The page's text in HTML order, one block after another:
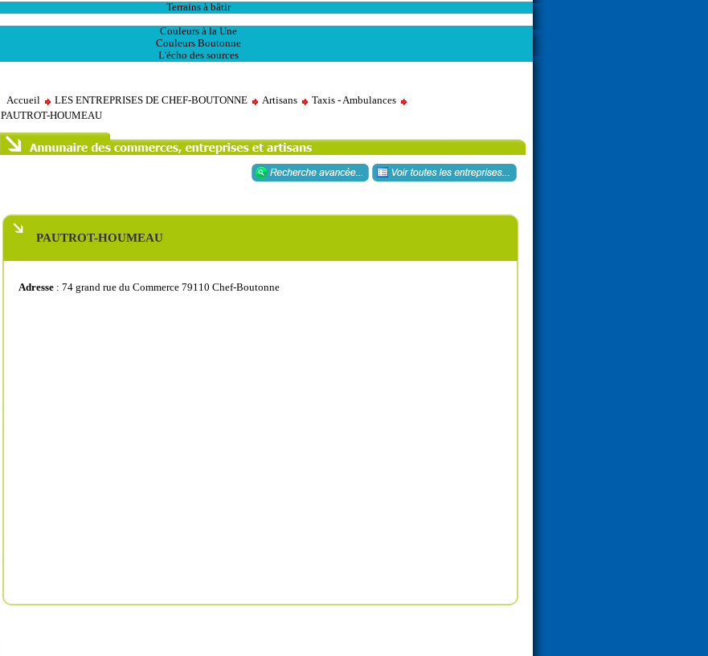
Terrains à bâtir
Couleurs à la Une
Couleurs Boutonne
L'écho des sources
Accueil LES ENTREPRISES DE CHEF-BOUTONNE Artisans
Taxis - Ambulances
PAUTROT-HOUMEAU
PAUTROT-HOUMEAU
Adresse : 74 grand rue du Commerce 79110 Chef-Boutonne